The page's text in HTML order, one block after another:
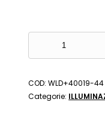
FLESSIBILE
COD:WLD+40019-44
Categorie: